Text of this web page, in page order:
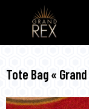
Tote Bag «